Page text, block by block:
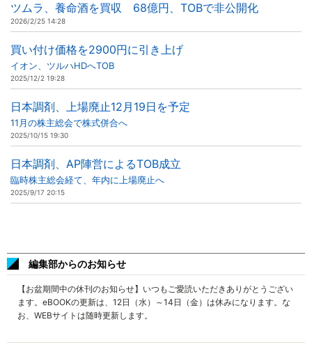
ツムラ、養命酒を買収 68億円、TOBで非公開化
2026/2/25 14:28
買い付け価格を2900円に引き上げ
イオン、ツルハHDへTOB
2025/12/2 19:28
日本調剤、上場廃止12月19日を予定
11月の株主総会で株式併合へ
2025/10/15 19:30
日本調剤、AP陣営によるTOB成立
臨時株主総会経て、年内に上場廃止へ
2025/9/17 20:15
編集部からのお知らせ
【お盆期間中の休刊のお知らせ】いつもご愛読いただきありがとうござい
ます。eBOOKの更新は、12日（水）～14日（金）は休みになります。な
お、WEBサイトは随時更新します。